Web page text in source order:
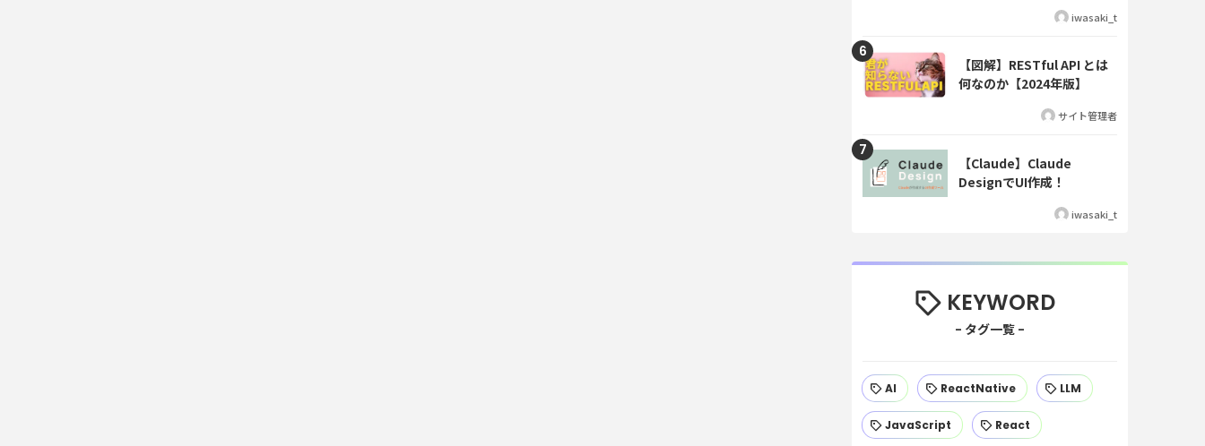
iwasaki_t
【図解】RESTful API とは
何なのか【2024年版】
サイト管理者
【Claude】Claude
DesignでUI作成！
iwasaki_t
KEYWORD
AI ReactNative LLM
JavaScript React